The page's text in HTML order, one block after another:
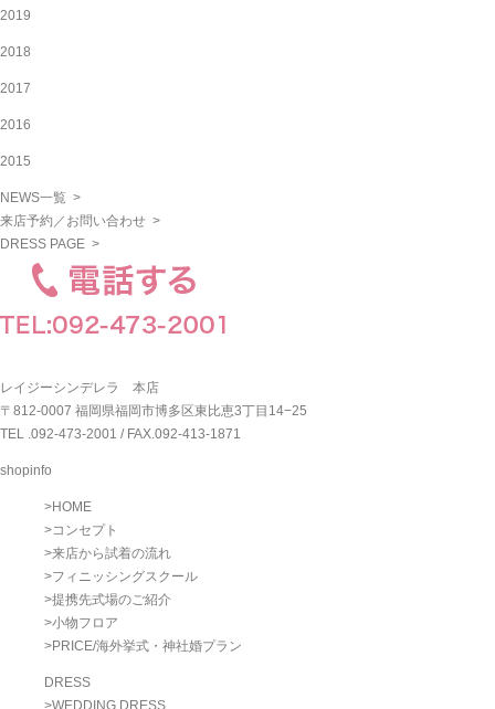
2019
2018
2017
2016
2015
NEWS一覧 >
来店予約／お問い合わせ >
DRESS PAGE >
レイジーシンデレラ 本店
〒812-0007 福岡県福岡市博多区東比恵3丁目14−25
TEL .092-473-2001 / FAX.092-413-1871
shopinfo
>HOME
>コンセプト
>来店から試着の流れ
>フィニッシングスクール
>提携先式場のご紹介
>小物フロア
>PRICE/海外挙式・神社婚プラン
DRESS
>WEDDING DRESS